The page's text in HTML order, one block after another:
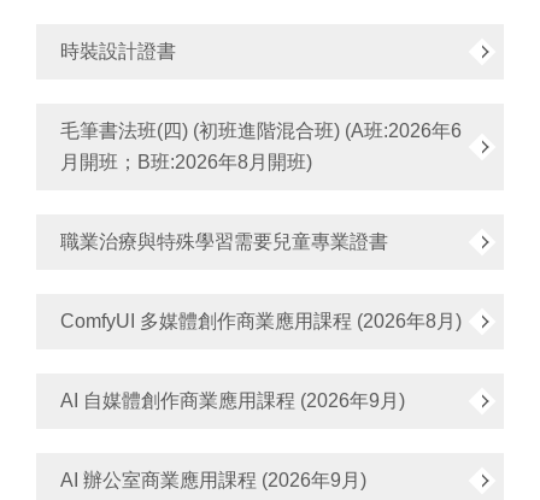
時裝設計證書
毛筆書法班(四) (初班進階混合班) (A班:2026年6
月開班；B班:2026年8月開班)
職業治療與特殊學習需要兒童專業證書
ComfyUI 多媒體創作商業應用課程 (2026年8月)
AI 自媒體創作商業應用課程 (2026年9月)
AI 辦公室商業應用課程 (2026年9月)